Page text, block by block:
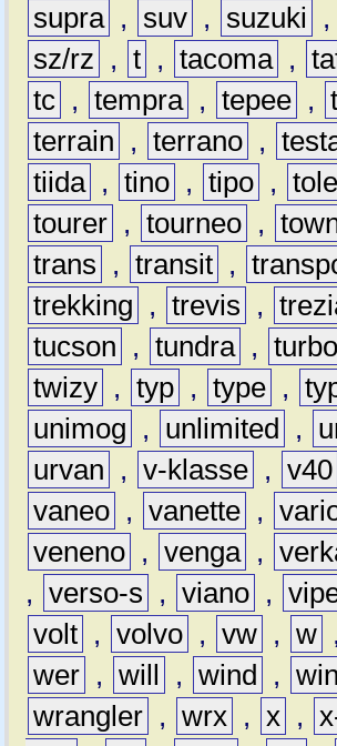
supra , suv , suzuki ,
sz/rz
, t , tacoma ,
tc , tempra , tepee ,
terrain
, terrano ,
tiida , tino , tipo ,
tourer , tourneo ,
trans
, transit ,
trekking
, trevis ,
tucson
, tundra , turbo
twizy , typ , type ,
unimog
, unlimited ,
urvan
, v-klasse , v40
vaneo , vanette ,
veneno , venga ,
, verso-s , viano ,
volt , volvo , vw , w ,
wer , will , wind ,
wrangler , wrx , x ,